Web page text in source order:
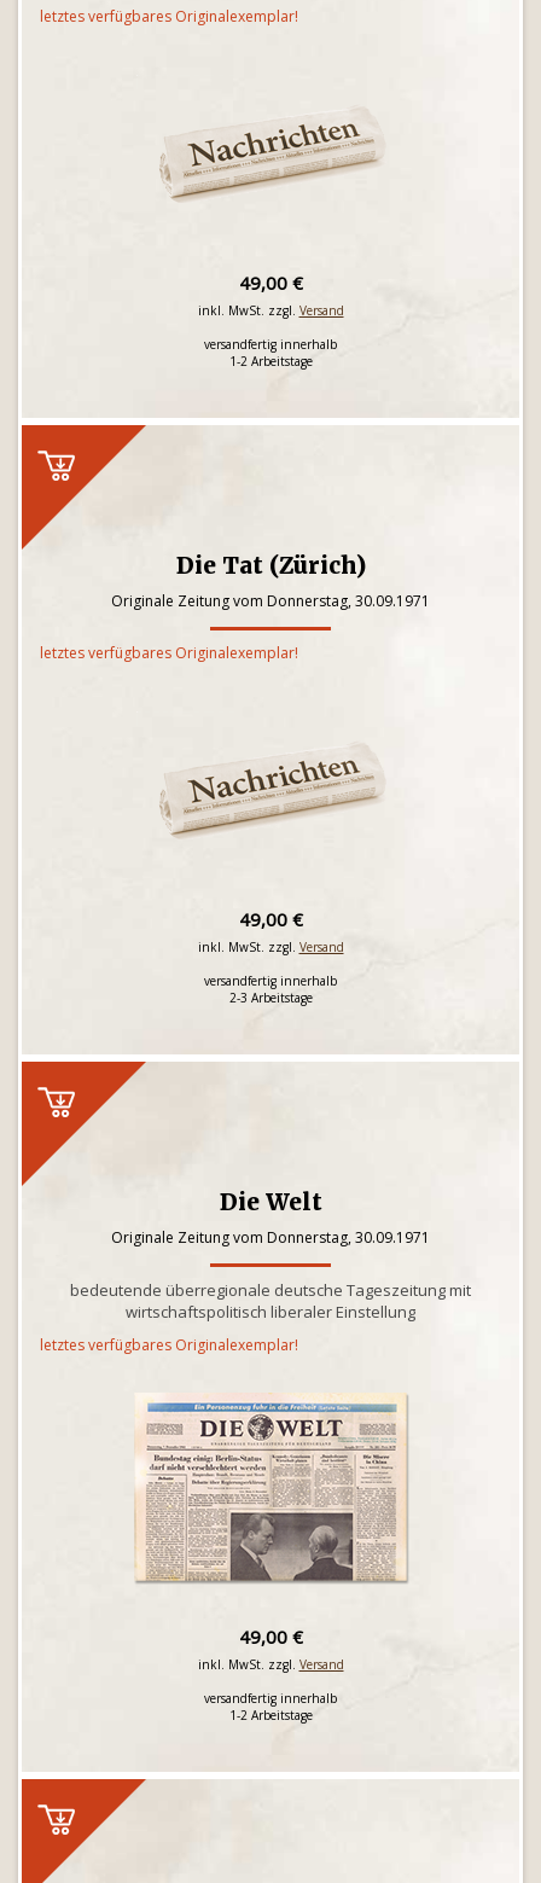
letztes verfügbares Originalexemplar!
49,00 €
inkl. MwSt. zzgl. Versand
versandfertig innerhalb
1-2 Arbeitstage
Die Tat (Zürich)
Originale Zeitung vom Donnerstag, 30.09.1971
letztes verfügbares Originalexemplar!
49,00 €
inkl. MwSt. zzgl. Versand
versandfertig innerhalb
2-3 Arbeitstage
Die Welt
Originale Zeitung vom Donnerstag, 30.09.1971
bedeutende überregionale deutsche Tageszeitung mit
wirtschaftspolitisch liberaler Einstellung
letztes verfügbares Originalexemplar!
49,00 €
inkl. MwSt. zzgl. Versand
versandfertig innerhalb
1-2 Arbeitstage